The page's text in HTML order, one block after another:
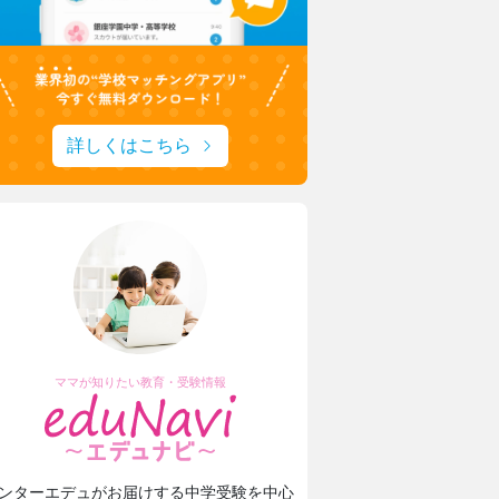
詳しくはこちら
ママが知りたい教育・受験情報
ターエデュがお届けする中学受験を中心